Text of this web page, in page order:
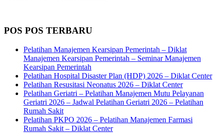
POS POS TERBARU
Pelatihan Manajemen Kearsipan Pemerintah – Diklat
Manajemen Kearsipan Pemerintah – Seminar Manajemen
Kearsipan Pemerintah
Pelatihan Hospital Disaster Plan (HDP) 2026 – Diklat Center
Pelatihan Resusitasi Neonatus 2026 – Diklat Center
Pelatihan Geriatri – Pelatihan Manajemen Mutu Pelayanan
Geriatri 2026 – Jadwal Pelatihan Geriatri 2026 – Pelatihan
Rumah Sakit
Pelatihan PKPO 2026 – Pelatihan Manajemen Farmasi
Rumah Sakit – Diklat Center